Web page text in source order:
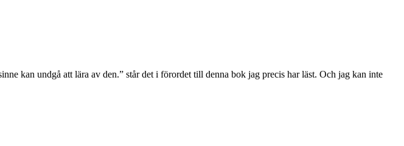
kan undgå att lära av den.” står det i förordet till denna bok jag precis har läst. Och jag kan inte